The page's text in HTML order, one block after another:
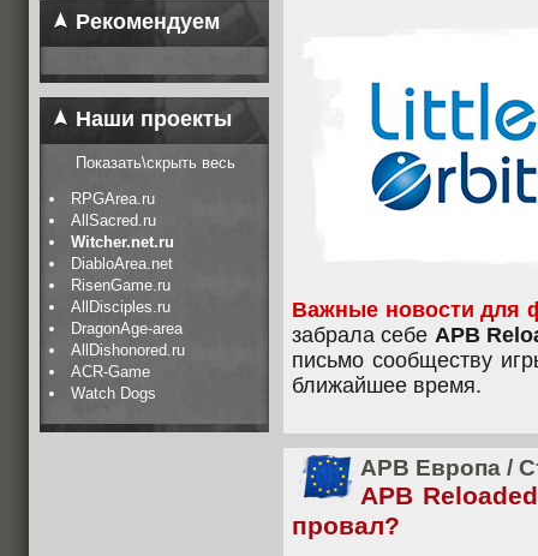
Рекомендуем
Наши проекты
Показать\скрыть весь
RPGArea.ru
AllSacred.ru
Witcher.net.ru
DiabloArea.net
RisenGame.ru
AllDisciples.ru
DragonAge-area
AllDishonored.ru
ACR-Game
Watch Dogs
Важные новости для
забрала себе APB
письмо сообществу
ближайшее время.
APB Европа /
APB
провал?